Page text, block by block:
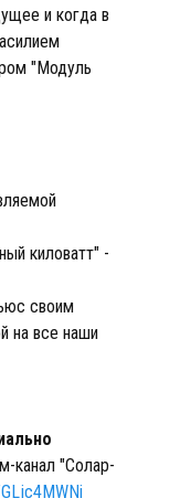
и когда в
"Модуль
киловатт" -
своим
на все наши
канал "Солар-